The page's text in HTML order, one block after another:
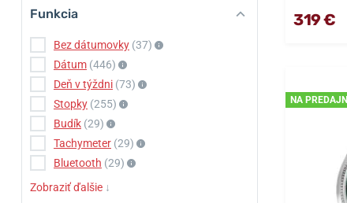
Funkcia
Bez dátumovky (37)
Dátum (446)
Deň v týždni (73)
Stopky (255)
Budík (29)
Tachymeter (29)
Bluetooth (29)
Zobraziť ďalšie ↓
319 €
NA PREDAJNI